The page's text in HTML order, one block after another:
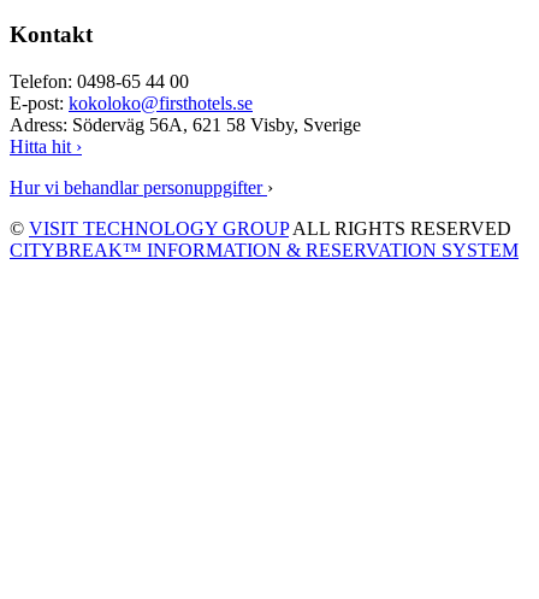
Kontakt
Telefon: 0498-65 44 00
E-post: kokoloko@firsthotels.se
Adress: Söderväg 56A, 621 58 Visby, Sverige
Hitta hit ›
Hur vi behandlar personuppgifter ›
© VISIT TECHNOLOGY GROUPALL RIGHTS RESERVED
CITYBREAK™ INFORMATION & RESERVATION SYSTEM